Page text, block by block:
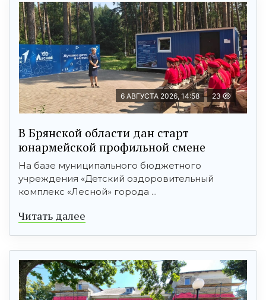
6 АВГУСТА 2026, 14:58 23
В Брянской области дан старт
юнармейской профильной смене
На базе муниципального бюджетного
учреждения «Детский оздоровительный
комплекс «Лесной» города ...
Читать далее